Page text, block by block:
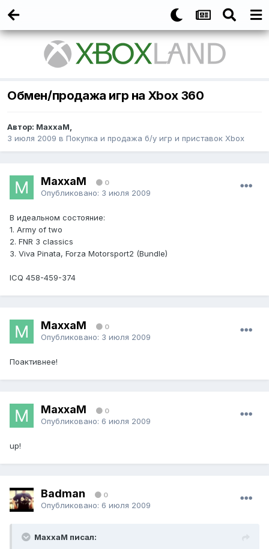
Обмен/продажа игр на Xbox 360
Автор: MaxxaM,
3 июля 2009 в Покупка и продажа б/у игр и приставок Xbox
MaxxaM 0
Опубликовано: 3 июля 2009
В идеальном состояние:
1. Army of two
2. FNR 3 classics
3. Viva Pinata, Forza Motorsport2 (Bundle)
ICQ 458-459-374
MaxxaM 0
Опубликовано: 3 июля 2009
Поактивнее!
MaxxaM 0
Опубликовано: 6 июля 2009
up!
Badman 0
Опубликовано: 6 июля 2009
MaxxaM писал: